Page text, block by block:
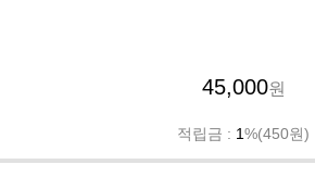
45,000원
적립금 : 1%(450원)